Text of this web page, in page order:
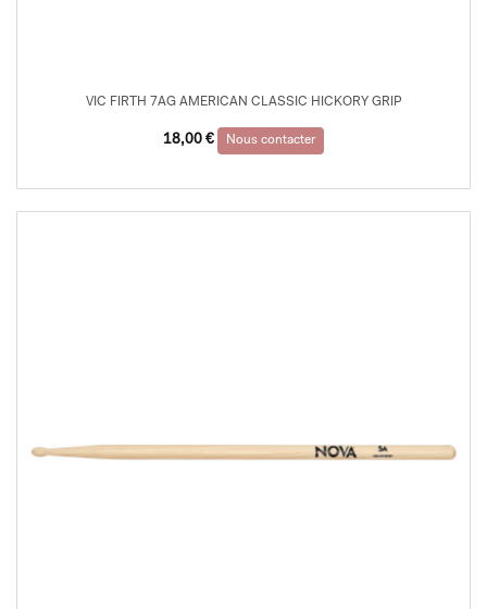
VIC FIRTH 7AG AMERICAN CLASSIC HICKORY GRIP
18,00 € Nous contacter